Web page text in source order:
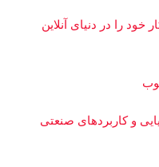
خود را در دنیای آنلاین
و کاربردهای صنعتی